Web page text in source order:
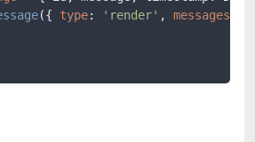
({ type: 'render' , messages